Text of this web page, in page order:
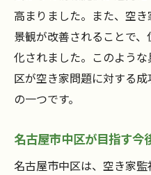
高まりました。また、空
景観が改善されることで
化されました。このよう
区が空き家問題に対する
の一つです。
名古屋市中区が目指す今
名古屋市中区は、空き家